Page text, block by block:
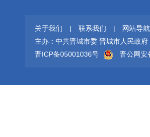
关于我们 | 联系我们 | 网站导航
主办：中共晋城市委 晋城市人民政府
晋ICP备05001036号
晋公网安